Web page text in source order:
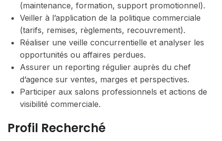
(maintenance, formation, support promotionnel).
Veiller à l’application de la politique commerciale
(tarifs, remises, règlements, recouvrement).
Réaliser une veille concurrentielle et analyser les
opportunités ou affaires perdues.
Assurer un reporting régulier auprès du chef
d’agence sur ventes, marges et perspectives.
Participer aux salons professionnels et actions de
visibilité commerciale.
Profil Recherché